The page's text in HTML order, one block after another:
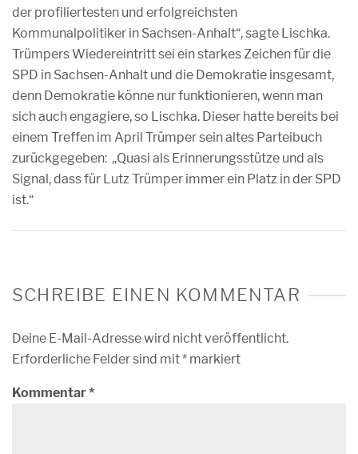
der profiliertesten und erfolgreichsten
Kommunalpolitiker in Sachsen-Anhalt“, sagte Lischka.
Trümpers Wiedereintritt sei ein starkes Zeichen für die
SPD in Sachsen-Anhalt und die Demokratie insgesamt,
denn Demokratie könne nur funktionieren, wenn man
sich auch engagiere, so Lischka. Dieser hatte bereits bei
einem Treffen im April Trümper sein altes Parteibuch
zurückgegeben: „Quasi als Erinnerungsstütze und als
Signal, dass für Lutz Trümper immer ein Platz in der SPD
ist.“
SCHREIBE EINEN KOMMENTAR
Deine E-Mail-Adresse wird nicht veröffentlicht.
Erforderliche Felder sind mit* markiert
Kommentar*